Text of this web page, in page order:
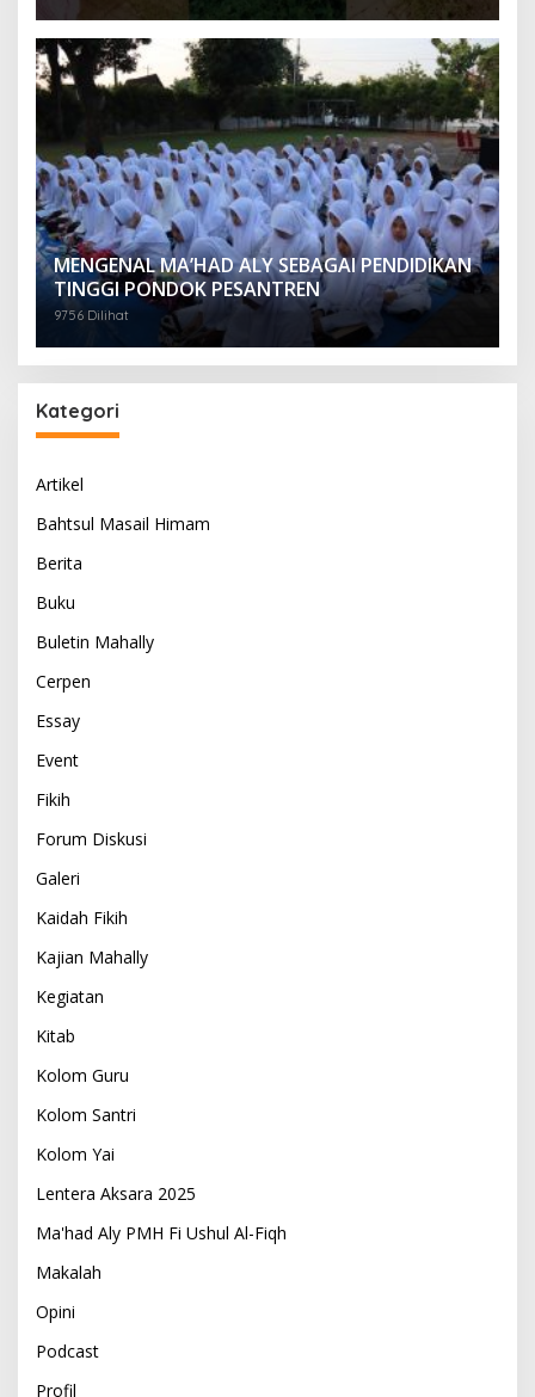
MENGENAL MA’HAD ALY SEBAGAI PENDIDIKAN
TINGGI PONDOK PESANTREN
9756 Dilihat
Kategori
Artikel
Bahtsul Masail Himam
Berita
Buku
Buletin Mahally
Cerpen
Essay
Event
Fikih
Forum Diskusi
Galeri
Kaidah Fikih
Kajian Mahally
Kegiatan
Kitab
Kolom Guru
Kolom Santri
Kolom Yai
Lentera Aksara 2025
Ma'had Aly PMH Fi Ushul Al-Fiqh
Makalah
Opini
Podcast
Profil